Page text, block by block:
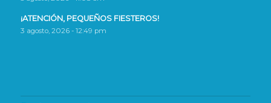
¡ATENCIÓN, PEQUEÑOS FIESTEROS!
3 agosto, 2026 - 12:49 pm